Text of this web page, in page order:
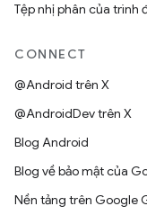
Tệp nhị phân của trình
CONNECT
@Android trên X
@AndroidDev trên X
Blog Android
Blog về bảo mật của
Nền tảng trên Google